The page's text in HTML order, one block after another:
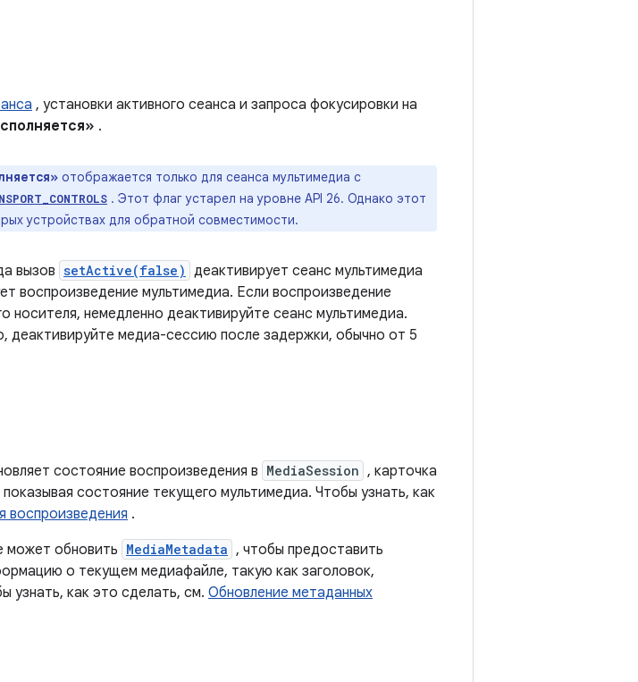
, установки активного сеанса и запроса фокусировки на
.
отображается только для сеанса мультимедиа с
. Этот флаг устарел на уровне API 26. Однако этот
устройствах для обратной совместимости.
вызов setActive(false) деактивирует сеанс мультимедиа
воспроизведение мультимедиа. Если воспроизведение
носителя, немедленно деактивируйте сеанс мультимедиа.
деактивируйте медиа-сессию после задержки, обычно от 5
состояние воспроизведения в MediaSession , карточка
состояние текущего мультимедиа. Чтобы узнать, как
воспроизведения .
может обновить MediaMetadata , чтобы предоставить
о текущем медиафайле, такую ​​как заголовок,
узнать, как это сделать, см. Обновление метаданных